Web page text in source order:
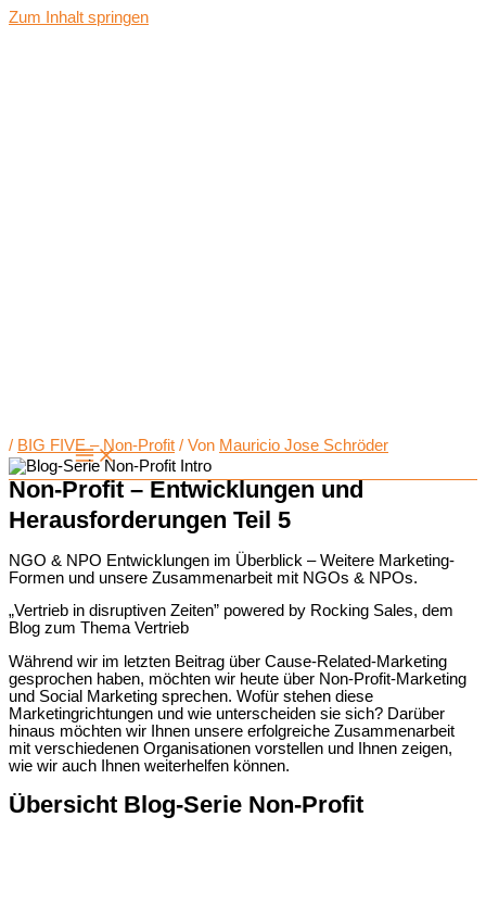
Zum Inhalt springen
/ BIG FIVE – Non-Profit / Von Mauricio Jose Schröder
Non-Profit – Entwicklungen und
Herausforderungen Teil 5
NGO & NPO Entwicklungen im Überblick – Weitere Marketing-
Formen und unsere Zusammenarbeit mit NGOs & NPOs.
„Vertrieb in disruptiven Zeiten” powered by Rocking Sales, dem
Blog zum Thema Vertrieb
Während wir im letzten Beitrag über Cause-Related-Marketing
gesprochen haben, möchten wir heute über Non-Profit-Marketing
und Social Marketing sprechen. Wofür stehen diese
Marketingrichtungen und wie unterscheiden sie sich? Darüber
hinaus möchten wir Ihnen unsere erfolgreiche Zusammenarbeit
mit verschiedenen Organisationen vorstellen und Ihnen zeigen,
wie wir auch Ihnen weiterhelfen können.
Übersicht Blog-Serie Non-Profit